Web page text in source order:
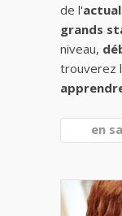
de l'
grands
niveau,
trouverez
en